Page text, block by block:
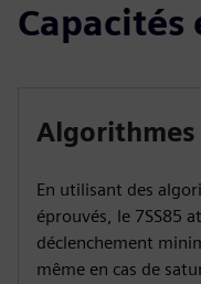
Capacités
En utilisant des
éprouvés, le 7SS85
déclenchement
même en cas de